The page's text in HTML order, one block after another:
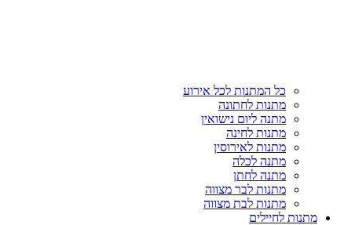
כל המתנות לכל אירוע
מתנות לחתונה
מתנה ליום נישואין
מתנות לחינה
מתנות לאירוסין
מתנה לכלה
מתנה לחתן
מתנות לבר מצווה
מתנות לבת מצווה
מתנות לחיילים